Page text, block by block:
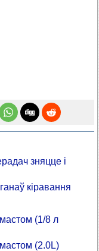
зняцце і
кіравання
(1/8 л
(2.0L)